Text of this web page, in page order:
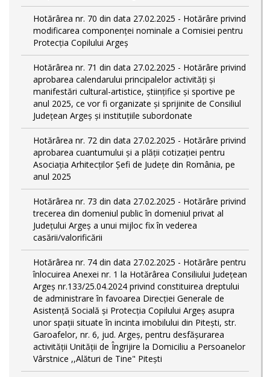
Hotărârea nr. 70 din data 27.02.2025 - Hotărâre privind
modificarea componenței nominale a Comisiei pentru
Protecția Copilului Argeș
Hotărârea nr. 71 din data 27.02.2025 - Hotărâre privind
aprobarea calendarului principalelor activităţi şi
manifestări cultural-artistice, ştiinţifice şi sportive pe
anul 2025, ce vor fi organizate şi sprijinite de Consiliul
Judeţean Argeş şi instituţiile subordonate
Hotărârea nr. 72 din data 27.02.2025 - Hotărâre privind
aprobarea cuantumului și a plății cotizației pentru
Asociația Arhitecților Șefi de Județe din România, pe
anul 2025
Hotărârea nr. 73 din data 27.02.2025 - Hotărâre privind
trecerea din domeniul public în domeniul privat al
Județului Argeș a unui mijloc fix în vederea
casării/valorificării
Hotărârea nr. 74 din data 27.02.2025 - Hotărâre pentru
înlocuirea Anexei nr. 1 la Hotărârea Consiliului Județean
Argeș nr.133/25.04.2024 privind constituirea dreptului
de administrare în favoarea Direcției Generale de
Asistență Socială și Protecția Copilului Argeș asupra
unor spații situate în incinta imobilului din Pitești, str.
Garoafelor, nr. 6, jud. Argeș, pentru desfășurarea
activității Unității de Îngrijire la Domiciliu a Persoanelor
Vârstnice ,,Alături de Tine" Pitești